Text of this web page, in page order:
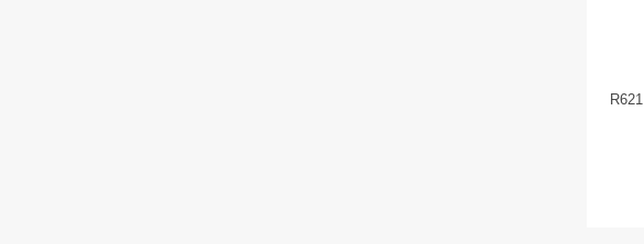
گوشی موبایل جیمو مدل R621